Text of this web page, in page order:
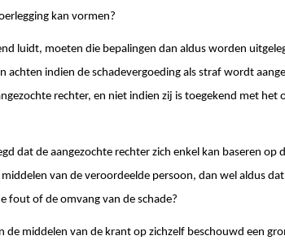
kan vormen?
luidt, moeten die bepalingen dan aldus worden
achten indien de schadevergoeding als straf wordt
rechter, en niet indien zij is toegekend met het
dat de aangezochte rechter zich enkel kan baseren op
van de veroordeelde persoon, dan wel aldus
fout of de omvang van de schade?
de middelen van de krant op zichzelf beschouwd een